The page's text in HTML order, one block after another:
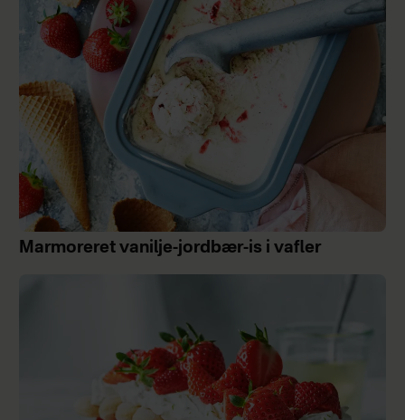
Marmoreret vanilje-jordbær-is i vafler